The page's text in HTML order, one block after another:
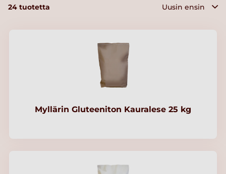
24 tuotetta
Myllärin Gluteeniton Kauralese 25 kg